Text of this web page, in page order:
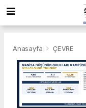
Anasayfa ÇEVRE